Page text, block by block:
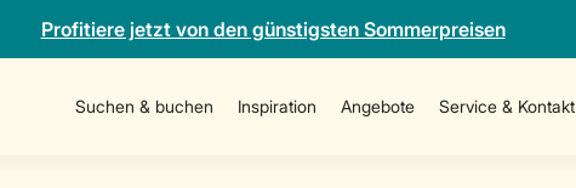
Profitiere jetzt von den günstigsten Sommerpreisen
Suchen & buchen Inspiration Angebote Service & Kontakt